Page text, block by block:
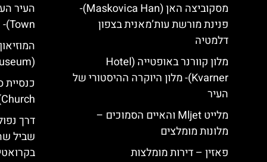
מסקוביצה האן (Maskovica Han)-
פנינת מורשת עות’מאנית בצפון
דלמטיה
מלון קוורנר באופטייה (Hotel
Kvarner)- מלון היוקרה ההיסטורי של
העיר
מלייט Mljet והאיים הסמוכים –
מלונות מומלצים
פאזין – דירות מומלצות
Town)- כל מה שאסור לפספס
(Split Ethnographic Museum)
Church) בדוברובניק
שביל